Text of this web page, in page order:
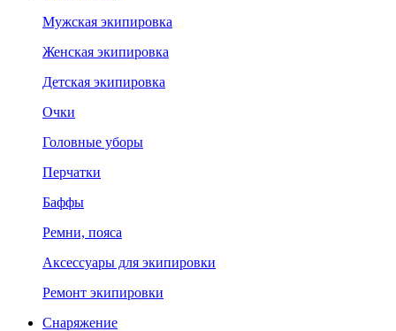
Мужская экипировка
Женская экипировка
Детская экипировка
Очки
Головные уборы
Перчатки
Баффы
Ремни, пояса
Аксессуары для экипировки
Ремонт экипировки
Снаряжение